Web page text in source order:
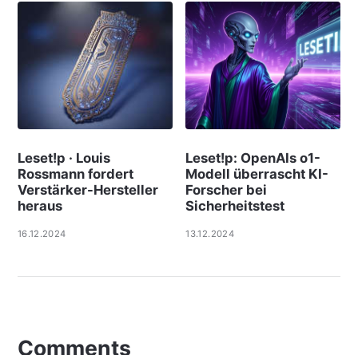
Leset!p · Louis
Rossmann fordert
Verstärker-Hersteller
heraus
16.12.2024
Leset!p: OpenAIs o1-
Modell überrascht KI-
Forscher bei
Sicherheitstest
13.12.2024
Comments